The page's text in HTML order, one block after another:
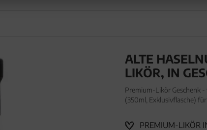
ALTE
LIKÖR, IN
Premium-Likör Geschenk
(350ml, Exklusivflasche)
PREMIUM-LIKÖR